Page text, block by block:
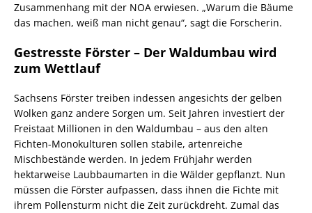
Zusammenhang mit der NOA erwiesen. „Warum die Bäume
das machen, weiß man nicht genau“, sagt die Forscherin.
Gestresste Förster – Der Waldumbau wird
zum Wettlauf
Sachsens Förster treiben indessen angesichts der gelben
Wolken ganz andere Sorgen um. Seit Jahren investiert der
Freistaat Millionen in den Waldumbau – aus den alten
Fichten-Monokulturen sollen stabile, artenreiche
Mischbestände werden. In jedem Frühjahr werden
hektarweise Laubbaumarten in die Wälder gepflanzt. Nun
müssen die Förster aufpassen, dass ihnen die Fichte mit
ihrem Pollensturm nicht die Zeit zurückdreht. Zumal das